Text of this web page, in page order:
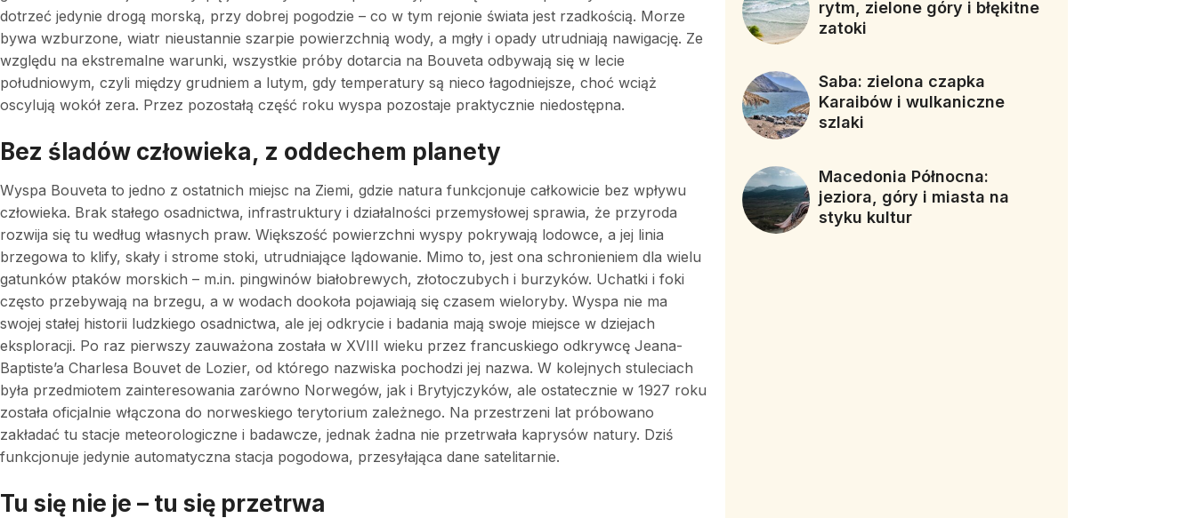
dotrzeć jedynie drogą morską, przy dobrej pogodzie – co w tym rejonie świata jest rzadkością. Morze
bywa wzburzone, wiatr nieustannie szarpie powierzchnią wody, a mgły i opady utrudniają nawigację. Ze
względu na ekstremalne warunki, wszystkie próby dotarcia na Bouveta odbywają się w lecie
południowym, czyli między grudniem a lutym, gdy temperatury są nieco łagodniejsze, choć wciąż
oscylują wokół zera. Przez pozostałą część roku wyspa pozostaje praktycznie niedostępna.
Bez śladów człowieka, z oddechem planety
Wyspa Bouveta to jedno z ostatnich miejsc na Ziemi, gdzie natura funkcjonuje całkowicie bez wpływu
człowieka. Brak stałego osadnictwa, infrastruktury i działalności przemysłowej sprawia, że przyroda
rozwija się tu według własnych praw. Większość powierzchni wyspy pokrywają lodowce, a jej linia
brzegowa to klify, skały i strome stoki, utrudniające lądowanie. Mimo to, jest ona schronieniem dla wielu
gatunków ptaków morskich – m.in. pingwinów białobrewych, złotoczubych i burzyków. Uchatki i foki
często przebywają na brzegu, a w wodach dookoła pojawiają się czasem wieloryby. Wyspa nie ma
swojej stałej historii ludzkiego osadnictwa, ale jej odkrycie i badania mają swoje miejsce w dziejach
eksploracji. Po raz pierwszy zauważona została w XVIII wieku przez francuskiego odkrywcę Jeana-
Baptiste’a Charlesa Bouvet de Lozier, od którego nazwiska pochodzi jej nazwa. W kolejnych stuleciach
była przedmiotem zainteresowania zarówno Norwegów, jak i Brytyjczyków, ale ostatecznie w 1927 roku
została oficjalnie włączona do norweskiego terytorium zależnego. Na przestrzeni lat próbowano
zakładać tu stacje meteorologiczne i badawcze, jednak żadna nie przetrwała kaprysów natury. Dziś
funkcjonuje jedynie automatyczna stacja pogodowa, przesyłająca dane satelitarnie.
Tu się nie je – tu się przetrwa
rytm, zielone góry i błękitne
zatoki
Saba: zielona czapka
Karaibów i wulkaniczne
szlaki
Macedonia Północna:
jeziora, góry i miasta na
styku kultur